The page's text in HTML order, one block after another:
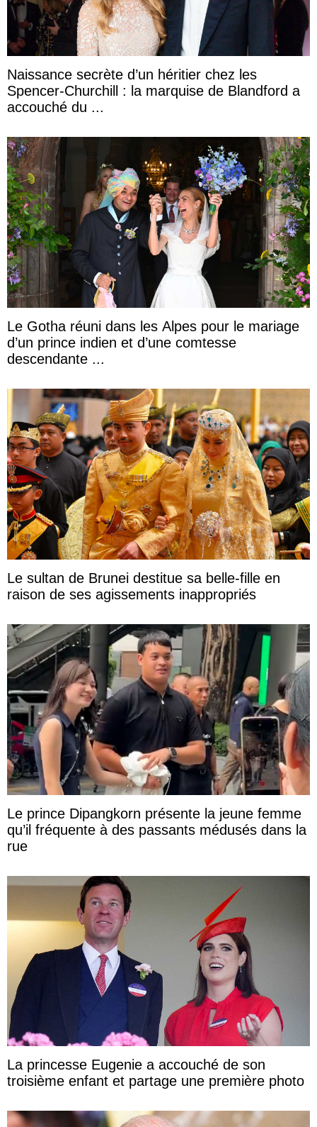
Naissance secrète d’un héritier chez les
Spencer-Churchill : la marquise de Blandford a
accouché du ...
Le Gotha réuni dans les Alpes pour le mariage
d’un prince indien et d’une comtesse
descendante ...
Le sultan de Brunei destitue sa belle-fille en
raison de ses agissements inappropriés
Le prince Dipangkorn présente la jeune femme
qu’il fréquente à des passants médusés dans la
rue
La princesse Eugenie a accouché de son
troisième enfant et partage une première photo